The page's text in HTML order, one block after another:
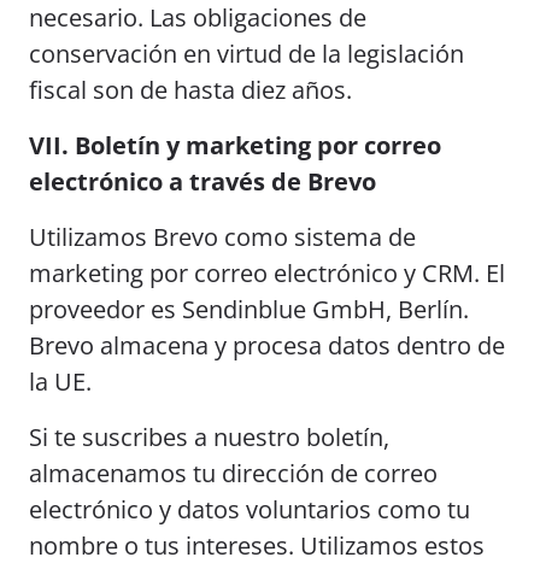
necesario. Las obligaciones de
conservación en virtud de la legislación
fiscal son de hasta diez años.
VII. Boletín y marketing por correo
electrónico a través de Brevo
Utilizamos Brevo como sistema de
marketing por correo electrónico y CRM. El
proveedor es Sendinblue GmbH, Berlín.
Brevo almacena y procesa datos dentro de
la UE.
Si te suscribes a nuestro boletín,
almacenamos tu dirección de correo
electrónico y datos voluntarios como tu
nombre o tus intereses. Utilizamos estos